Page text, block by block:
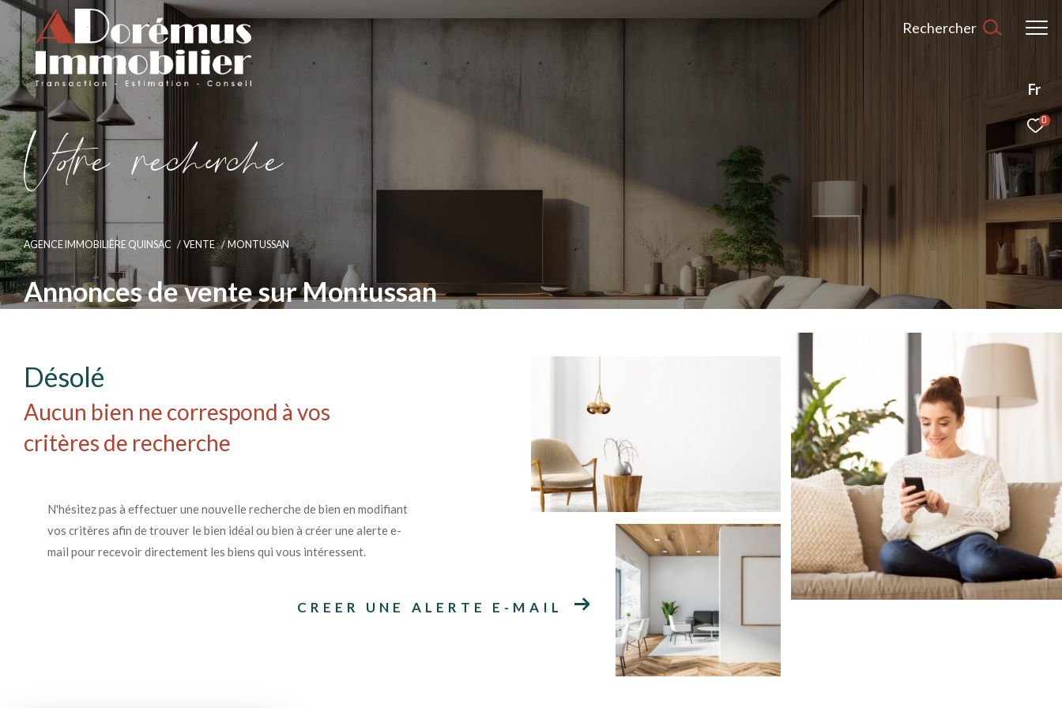
Fr
0
Rechercher
Vore recece
AGENCE IMMOBILIÈRE QUINSAC VENTE MONTUSSAN
Annonces de vente sur Montussan
Désolé
Aucun bien ne correspond à vos
critères de recherche
N'hésitez pas à effectuer une nouvelle recherche de bien en modifiant
vos critères afin de trouver le bien idéal ou bien à créer une alerte e-
mail pour recevoir directement les biens qui vous intéressent.
CREER UNE ALERTE E-MAIL